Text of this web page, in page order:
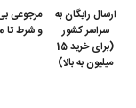
ارسال رایگان به
سراسر کشور
(برای خرید 15
میلیون به بالا)
مرجوعی
و شرط تا 10 روز